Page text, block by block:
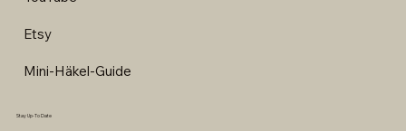
Etsy
Mini-Häkel-Guide
Stay Up-To Date